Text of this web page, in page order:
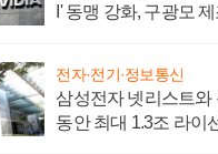
I' 동맹 강화, 구광모
전자·전기·정보통신
삼성전자 넷리스트와
동안 최대 1.3조 라이